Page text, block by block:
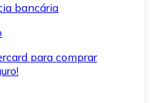
bancária
para comprar